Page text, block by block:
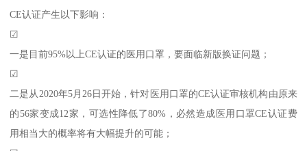
CE认证产生以下影响：
☑
一是目前95%以上CE认证的医用口罩，要面临新版换证问题；
☑
二是从2020年5月26日开始，针对医用口罩的CE认证审核机构由原来
的56家变成12家，可选性降低了80%，必然造成医用口罩CE认证费
用相当大的概率将有大幅提升的可能；